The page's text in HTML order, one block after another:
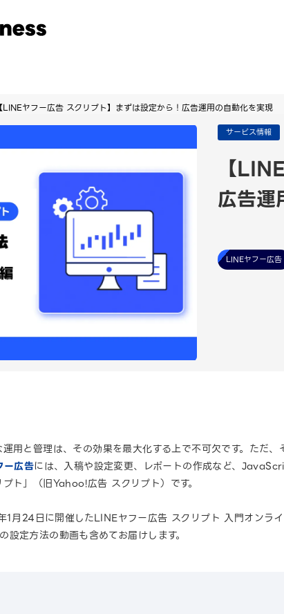
・セミナー
【LINEヤフー広告 スクリプト】まずは設定から！広告運用の自動化を実現
サービス情報
【
広告運
LINEヤフー広告
用と管理は、その効果を最大化する上で不可欠です。ただ
ー広告には、入稿や設定変更、レポートの作成など、
ト」（旧Yahoo!広告 スクリプト）です。
月24日に開催したLINEヤフー広告 スクリプト 入門オンラ
設定方法の動画も含めてお届けします。